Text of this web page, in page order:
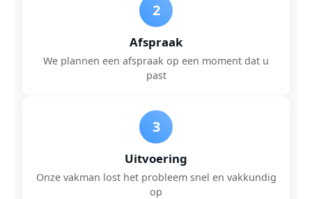
2
Afspraak
We plannen een afspraak op een moment dat u
past
3
Uitvoering
Onze vakman lost het probleem snel en vakkundig
op